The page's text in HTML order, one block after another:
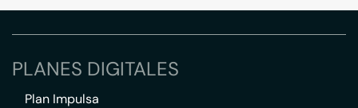
PLANES DIGITALES
Plan Impulsa